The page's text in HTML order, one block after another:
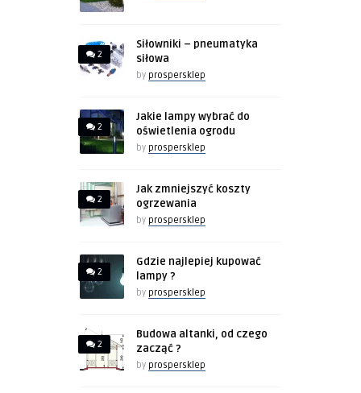
2
Siłowniki – pneumatyka
siłowa
by prospersklep
2
Jakie lampy wybrać do
oświetlenia ogrodu
by prospersklep
2
Jak zmniejszyć koszty
ogrzewania
by prospersklep
2
Gdzie najlepiej kupować
lampy ?
by prospersklep
2
Budowa altanki, od czego
zacząć ?
by prospersklep